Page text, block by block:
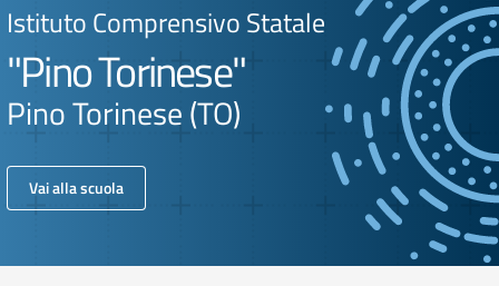
Istituto Comprensivo Statale
"Pino Torinese"
Pino Torinese (TO)
Vai alla scuola